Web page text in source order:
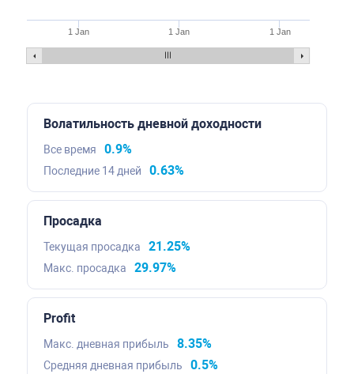
1 Jan 1 Jan 1 Jan
Волатильность дневной доходности
Все время 0.9%
Последние 14 дней 0.63%
Просадка
Текущая просадка 21.25%
Макс. просадка 29.97%
Profit
Макс. дневная прибыль 8.35%
Средняя дневная прибыль 0.5%